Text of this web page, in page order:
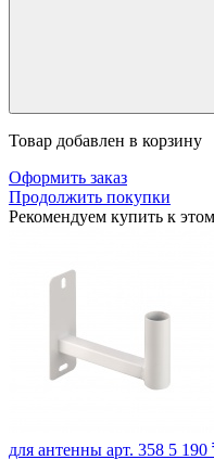
Товар добавлен в корзину
Оформить заказ
Продолжить покупки
Рекомендуем купить к
для антенны арт. 358 5 190